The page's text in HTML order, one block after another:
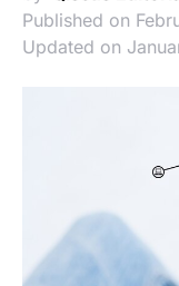
Published on
Updated on